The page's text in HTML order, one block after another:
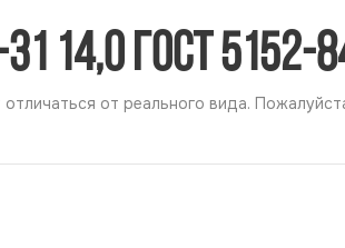
14,0 ГОСТ 5152-
от реального вида.